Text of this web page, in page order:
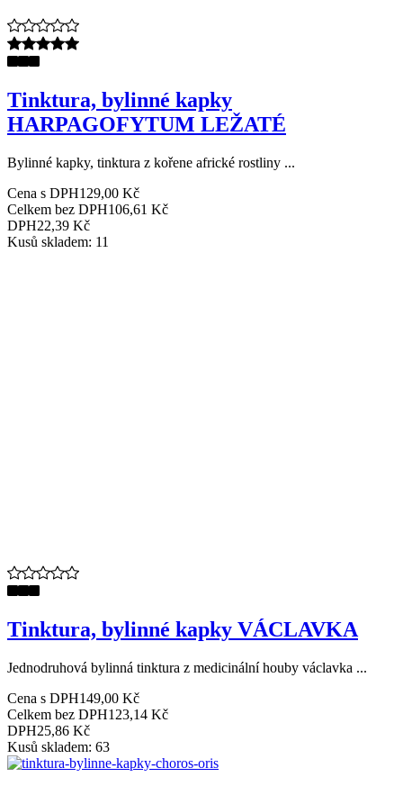
Tinktura, bylinné kapky
HARPAGOFYTUM LEŽATÉ
Bylinné kapky, tinktura z kořene africké rostliny ...
Cena s DPH129,00 Kč
Celkem bez DPH106,61 Kč
DPH22,39 Kč
Kusů skladem: 11
Tinktura, bylinné kapky VÁCLAVKA
Jednodruhová bylinná tinktura z medicinální houby václavka ...
Cena s DPH149,00 Kč
Celkem bez DPH123,14 Kč
DPH25,86 Kč
Kusů skladem: 63